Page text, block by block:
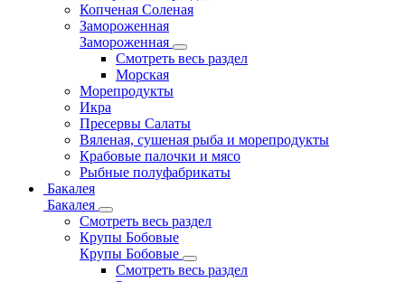
Копченая Соленая
Замороженная
Замороженная
Смотреть весь раздел
Морская
Морепродукты
Икра
Пресервы Салаты
Вяленая, сушеная рыба и морепродукты
Крабовые палочки и мясо
Рыбные полуфабрикаты
Бакалея
Бакалея
Смотреть весь раздел
Крупы Бобовые
Крупы Бобовые
Смотреть весь раздел